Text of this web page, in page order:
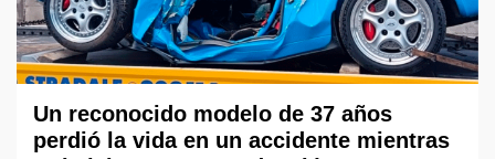
Un reconocido modelo de 37 años
perdió la vida en un accidente mientras